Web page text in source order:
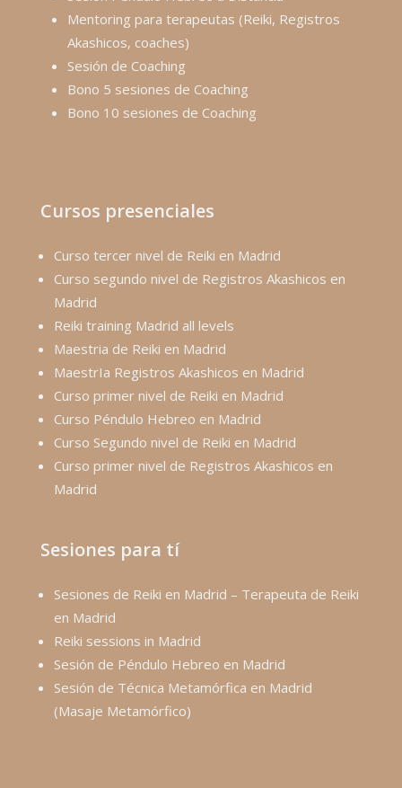
Mentoring para terapeutas (Reiki, Registros
Akashicos, coaches)
Sesión de Coaching
Bono 5 sesiones de Coaching
Bono 10 sesiones de Coaching
Cursos presenciales
Curso tercer nivel de Reiki en Madrid
Curso segundo nivel de Registros Akashicos en
Madrid
Reiki training Madrid all levels
Maestria de Reiki en Madrid
MaestrIa Registros Akashicos en Madrid
Curso primer nivel de Reiki en Madrid
Curso Péndulo Hebreo en Madrid
Curso Segundo nivel de Reiki en Madrid
Curso primer nivel de Registros Akashicos en
Madrid
Sesiones para tí
Sesiones de Reiki en Madrid – Terapeuta de Reiki
en Madrid
Reiki sessions in Madrid
Sesión de Péndulo Hebreo en Madrid
Sesión de Técnica Metamórfica en Madrid
(Masaje Metamórfico)